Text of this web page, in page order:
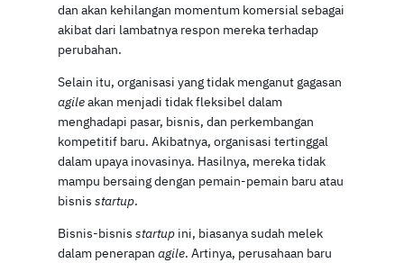
dan akan kehilangan momentum komersial sebagai
akibat dari lambatnya respon mereka terhadap
perubahan.
Selain itu, organisasi yang tidak menganut gagasan
agileakan menjadi tidak fleksibel dalam
menghadapi pasar, bisnis, dan perkembangan
kompetitif baru. Akibatnya, organisasi tertinggal
dalam upaya inovasinya. Hasilnya, mereka tidak
mampu bersaing dengan pemain-pemain baru atau
bisnis startup.
Bisnis-bisnis startup ini, biasanya sudah melek
dalam penerapan agile. Artinya, perusahaan baru